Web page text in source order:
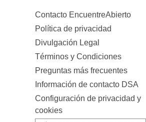
Contacto EncuentreAbierto
Política de privacidad
Divulgación Legal
Términos y Condiciones
Preguntas más frecuentes
Información de contacto DSA
Configuración de privacidad y
cookies